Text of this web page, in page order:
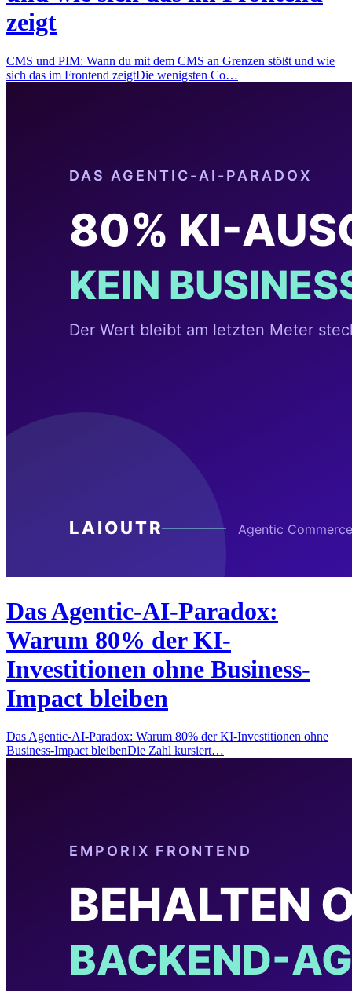
zeigt
CMS und PIM: Wann du mit dem CMS an Grenzen stößt und wie
sich das im Frontend zeigtDie wenigsten Co…
Das Agentic-AI-Paradox:
Warum 80% der KI-
Investitionen ohne Business-
Impact bleiben
Das Agentic-AI-Paradox: Warum 80% der KI-Investitionen ohne
Business-Impact bleibenDie Zahl kursiert…